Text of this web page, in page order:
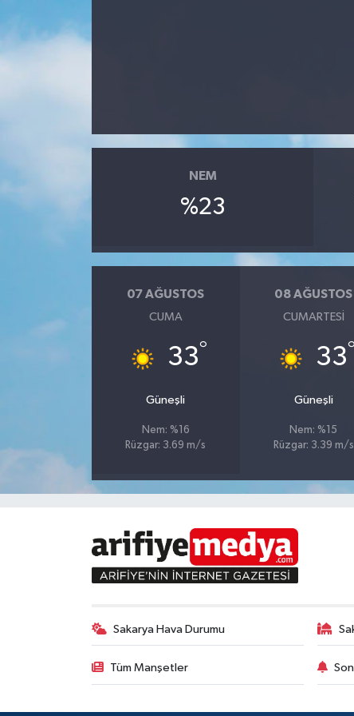
NEM
%23
07 AĞUSTOS
CUMA
33°
Güneşli
Nem: %16
Rüzgar: 3.69 m/s
08 AĞUSTOS
CUMARTESI
33°
Güneşli
Nem: %15
Rüzgar: 3.39 m/s
Sakarya Hava Durumu
Tüm Manşetler